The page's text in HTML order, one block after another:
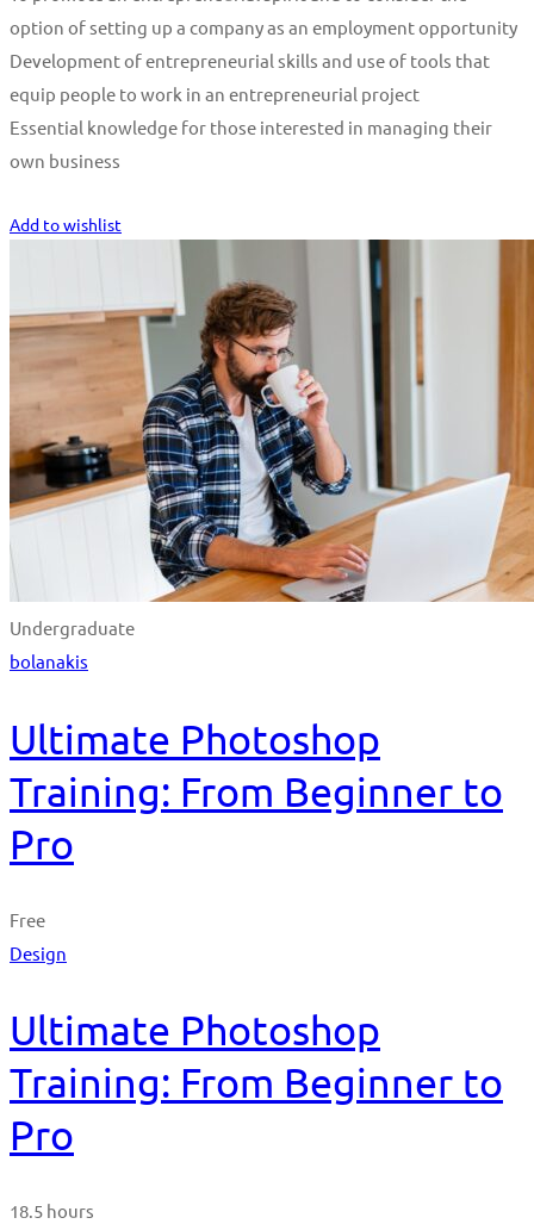
option of setting up a company as an employment opportunity
Development of entrepreneurial skills and use of tools that
equip people to work in an entrepreneurial project
Essential knowledge for those interested in managing their
own business
Add to wishlist
Undergraduate
bolanakis
Ultimate Photoshop
Training: From Beginner to
Pro
Free
Design
Ultimate Photoshop
Training: From Beginner to
Pro
18.5 hours